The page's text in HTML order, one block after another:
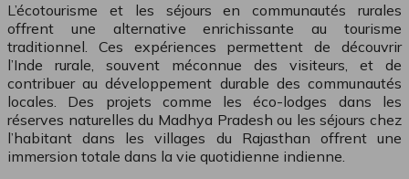
L’écotourisme et les séjours en communautés rurales
offrent une alternative enrichissante au tourisme
traditionnel. Ces expériences permettent de découvrir
l’Inde rurale, souvent méconnue des visiteurs, et de
contribuer au développement durable des communautés
locales. Des projets comme les éco-lodges dans les
réserves naturelles du Madhya Pradesh ou les séjours chez
l’habitant dans les villages du Rajasthan offrent une
immersion totale dans la vie quotidienne indienne.